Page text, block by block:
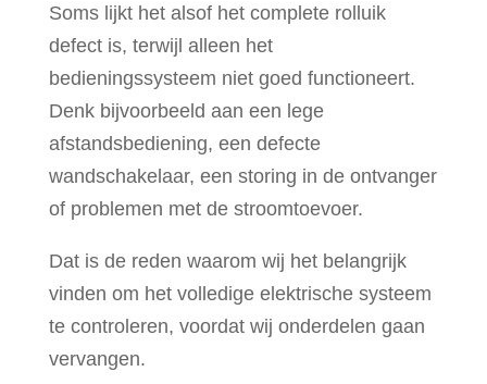
Soms lijkt het alsof het complete rolluik
defect is, terwijl alleen het
bedieningssysteem niet goed functioneert.
Denk bijvoorbeeld aan een lege
afstandsbediening, een defecte
wandschakelaar, een storing in de ontvanger
of problemen met de stroomtoevoer.
Dat is de reden waarom wij het belangrijk
vinden om het volledige elektrische systeem
te controleren, voordat wij onderdelen gaan
vervangen.